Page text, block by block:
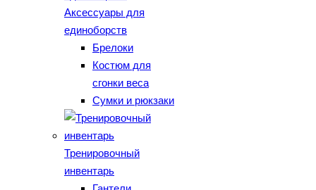
Аксессуары для
единоборств
Брелоки
Костюм для
сгонки веса
Сумки и рюкзаки
Тренировочный
инвентарь